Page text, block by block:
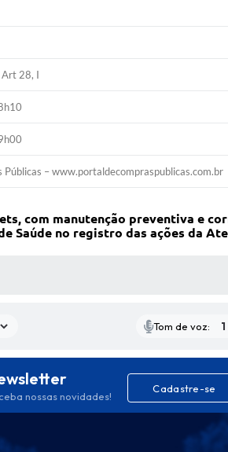
28, I
Públicas – www.portaldecompraspublicas.com.br
com manutenção preventiva e
Saúde no registro das ações da
Tom de voz:
nossas novidades!
Cadastre-se